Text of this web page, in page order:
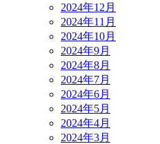
2024年12月
2024年11月
2024年10月
2024年9月
2024年8月
2024年7月
2024年6月
2024年5月
2024年4月
2024年3月